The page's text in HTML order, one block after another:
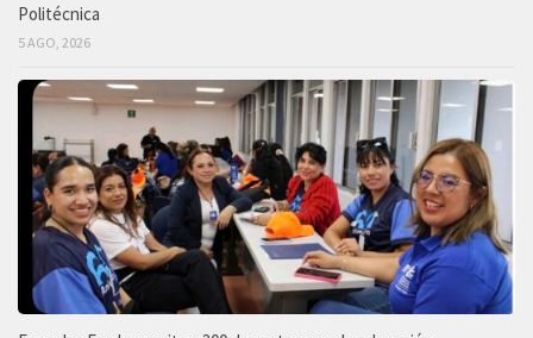
Politécnica
5 AGO, 2026